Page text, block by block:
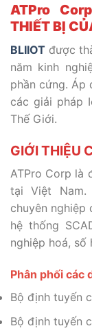
ATPro
THIẾT BỊ
BLIIOT được
năm kinh
phần cứng. Áp
các giải pháp
Thế Giới.
GIỚI THIỆU
ATPro Corp là
tại Việt
chuyên nghiệp
hệ thống
nghiệp hoá, số
Phân phối các
Bộ định tuyến
Bộ định tuyến